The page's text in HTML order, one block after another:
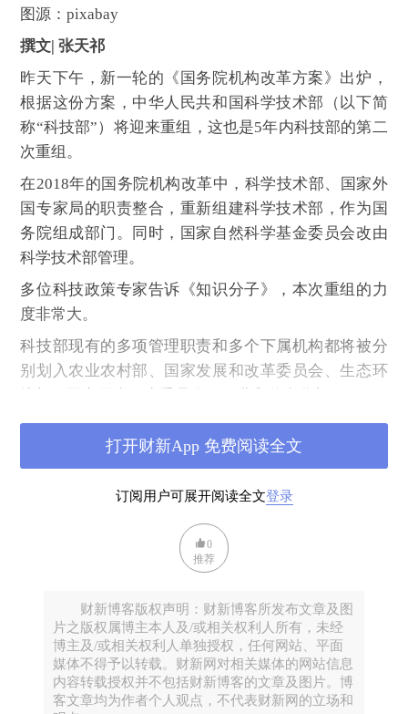
图源：pixabay
撰文| 张天祁
昨天下午，新一轮的《国务院机构改革方案》出炉，
根据这份方案，中华人民共和国科学技术部（以下简
称“科技部”）将迎来重组，这也是5年内科技部的第二
次重组。
在2018年的国务院机构改革中，科学技术部、国家外
国专家局的职责整合，重新组建科学技术部，作为国
务院组成部门。同时，国家自然科学基金委员会改由
科学技术部管理。
多位科技政策专家告诉《知识分子》，本次重组的力
度非常大。
科技部现有的多项管理职责和多个下属机构都将被分
别划入农业农村部、国家发展和改革委员会、生态环
另外，2018年被科技部整合的国家外国专家局将被划
入人力资源和社会保障部。
另外根据国务委员兼国务院秘书长肖捷在十四届全国
人大一次会议第二次全体会议上关于《国务院机构改
科技委员会，中央科技委员会办事机构职责由重组后
的科学技术部承担。
科技部不再参与具体科研项目评审和管理
肖捷在受国务院委托作关于《国务院机构改革方案》
订阅用户可展开阅读全文登录
打开财新App 免费阅读全文
0
推荐
财新博客版权声明：财新博客所发布文章及图
片之版权属博主本人及/或相关权利人所有，未经
博主及/或相关权利人单独授权，任何网站、平面
媒体不得予以转载。财新网对相关媒体的网站信息
内容转载授权并不包括财新博客的文章及图片。博
客文章均为作者个人观点，不代表财新网的立场和